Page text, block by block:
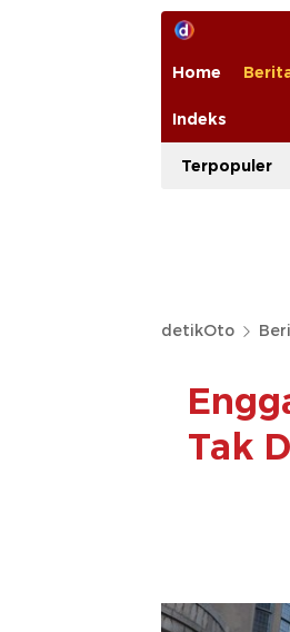
Home
Indeks
Terpopuler
detikOto
Tak